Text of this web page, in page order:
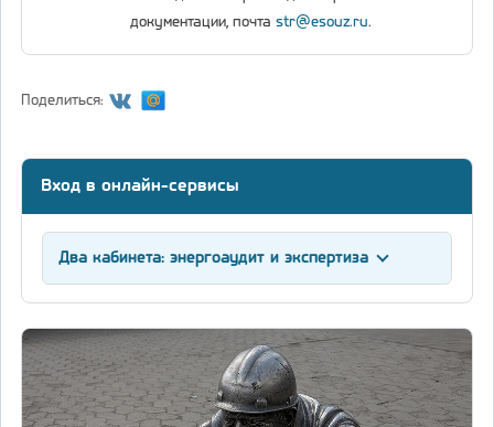
документации, почта str@esouz.ru.
Поделиться:
Вход в онлайн-сервисы
Два кабинета: энергоаудит и экспертиза